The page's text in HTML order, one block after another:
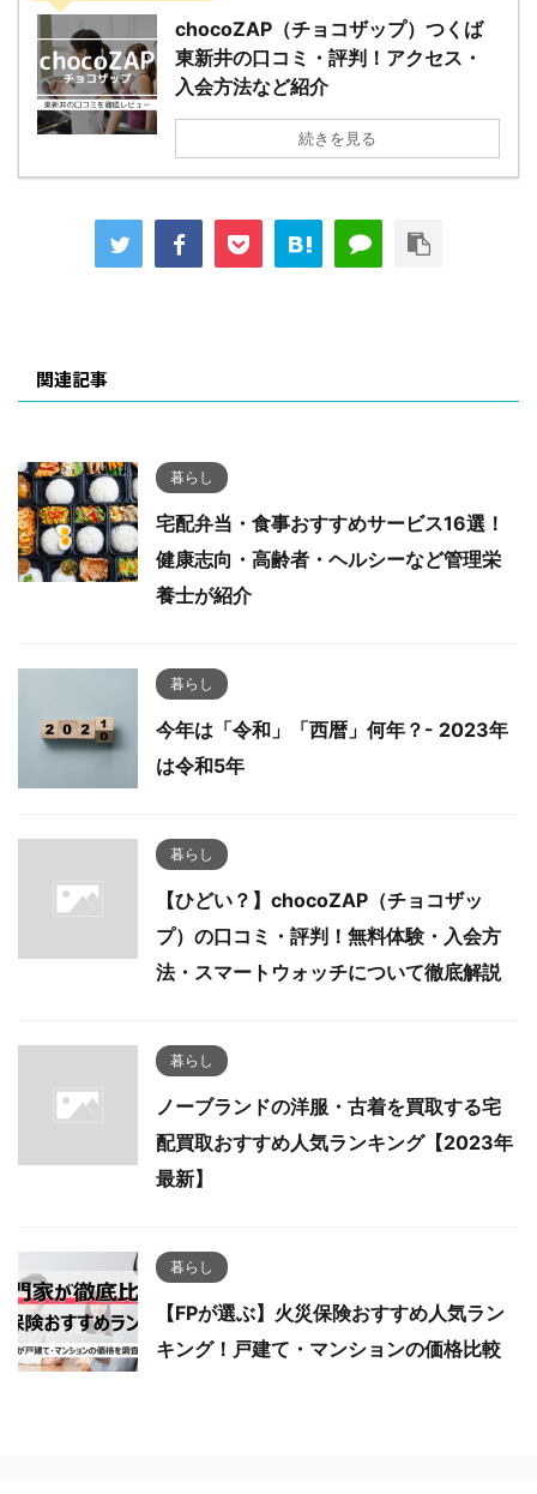
chocoZAP（チョコザップ）つくば
東新井の口コミ・評判！アクセス・
入会方法など紹介
続きを見る
関連記事
暮らし
宅配弁当・食事おすすめサービス16選！
健康志向・高齢者・ヘルシーなど管理栄
養士が紹介
暮らし
今年は「令和」「西暦」何年？- 2023年
は令和5年
暮らし
【ひどい？】chocoZAP（チョコザッ
プ）の口コミ・評判！無料体験・入会方
法・スマートウォッチについて徹底解説
暮らし
ノーブランドの洋服・古着を買取する宅
配買取おすすめ人気ランキング【2023年
最新】
暮らし
【FPが選ぶ】火災保険おすすめ人気ラン
キング！戸建て・マンションの価格比較